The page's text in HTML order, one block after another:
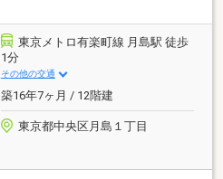
東京メトロ有楽町線 月島駅 徒歩
1分
その他の交通
築16年7ヶ月 / 12階建
東京都中央区月島１丁目